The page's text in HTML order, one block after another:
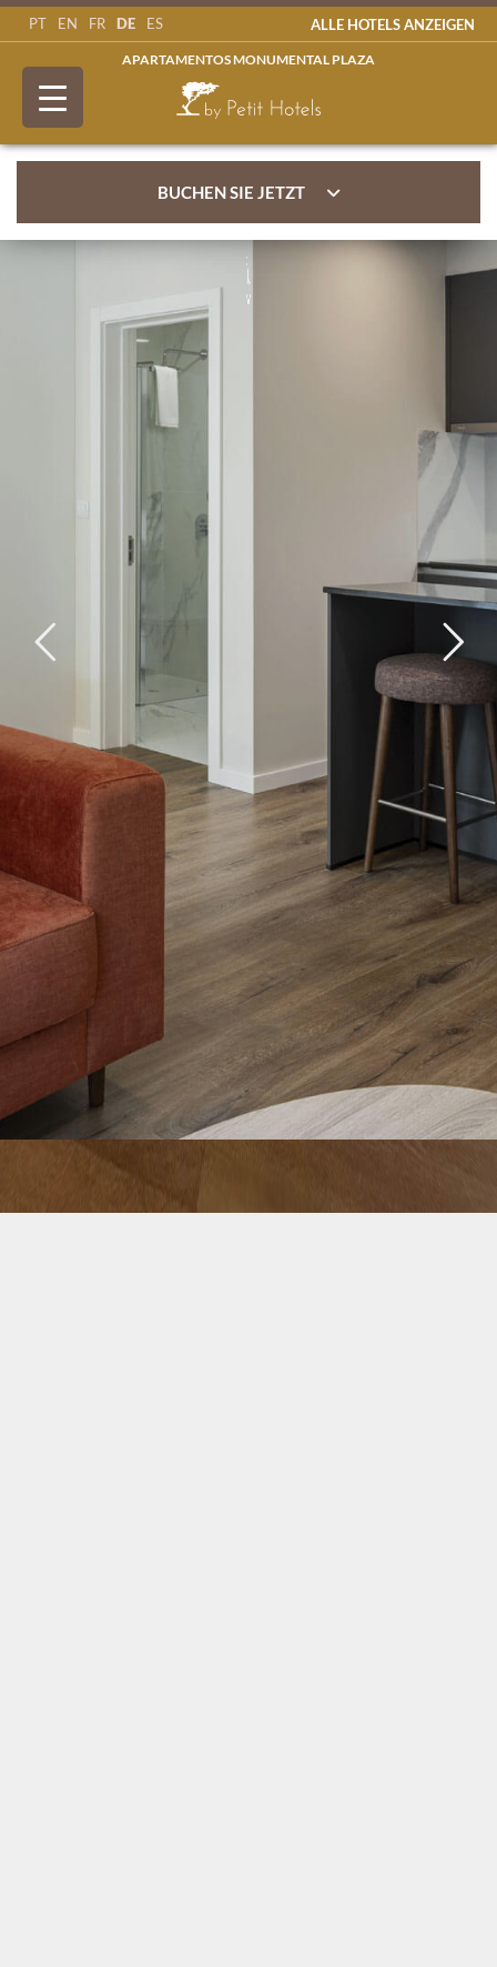
PT EN FR DE ES ALLE HOTELS ANZEIGEN
APARTAMENTOS MONUMENTAL PLAZA
BUCHEN SIE JETZT